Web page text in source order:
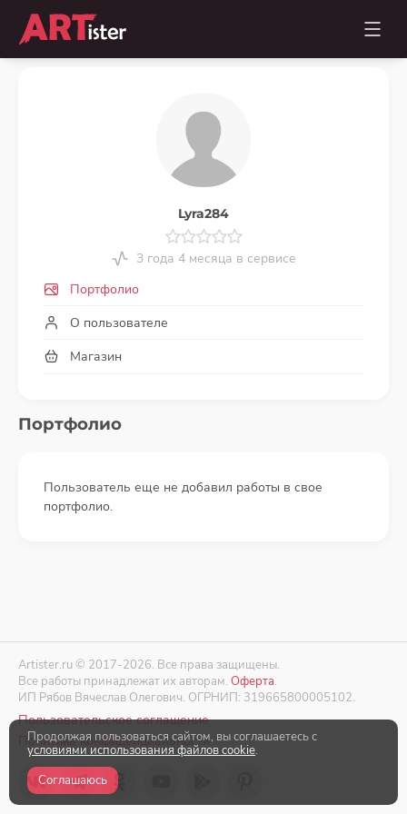
Lyra284
3 года 4 месяца в сервисе
Портфолио
О пользователе
Магазин
Портфолио
Пользователь еще не добавил работы в свое
портфолио.
Artister.ru © 2017-2026. Все права защищены.
Все работы принадлежат их авторам. Оферта.
ИП Рябов Вячеслав Олегович. ОГРНИП: 319665800005102.
Пользовательское соглашение
Политика конфиденциальности
Продолжая пользоваться сайтом, вы соглашаетесь с
условиями использования файлов cookie.
Соглашаюсь